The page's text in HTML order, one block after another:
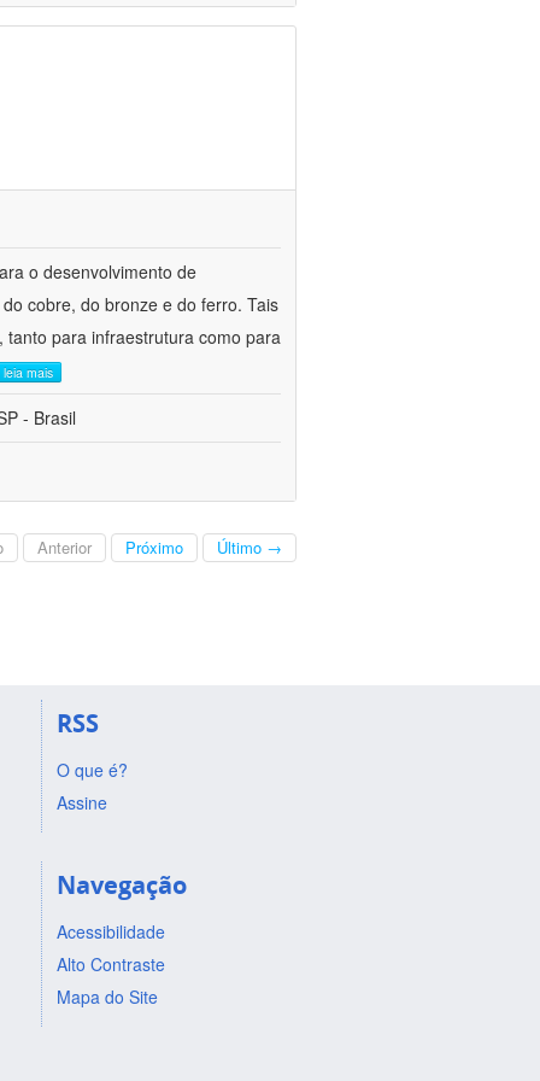
o desenvolvimento de
cobre, do bronze e do ferro. Tais
para infraestrutura como para
leia mais
- Brasil
Anterior Próximo Último →
RSS
O que é?
Assine
Navegação
Acessibilidade
Alto Contraste
Mapa do Site